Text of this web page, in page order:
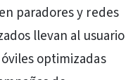
paradores y redes
llevan al usuario
optimizadas